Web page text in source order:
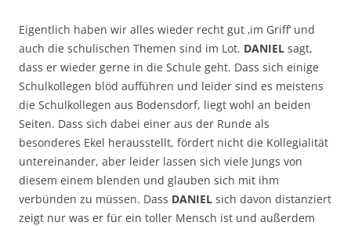
Eigentlich haben wir alles wieder recht gut ‚im Griff‘ und
auch die schulischen Themen sind im Lot. DANIEL sagt,
dass er wieder gerne in die Schule geht. Dass sich einige
Schulkollegen blöd aufführen und leider sind es meistens
die Schulkollegen aus Bodensdorf, liegt wohl an beiden
Seiten. Dass sich dabei einer aus der Runde als
besonderes Ekel herausstellt, fördert nicht die Kollegialität
untereinander, aber leider lassen sich viele Jungs von
diesem einem blenden und glauben sich mit ihm
verbünden zu müssen. Dass DANIEL sich davon distanziert
zeigt nur was er für ein toller Mensch ist und außerdem